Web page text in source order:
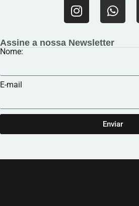
Assine a nossa Newsletter
Nome:
E-mail
Enviar